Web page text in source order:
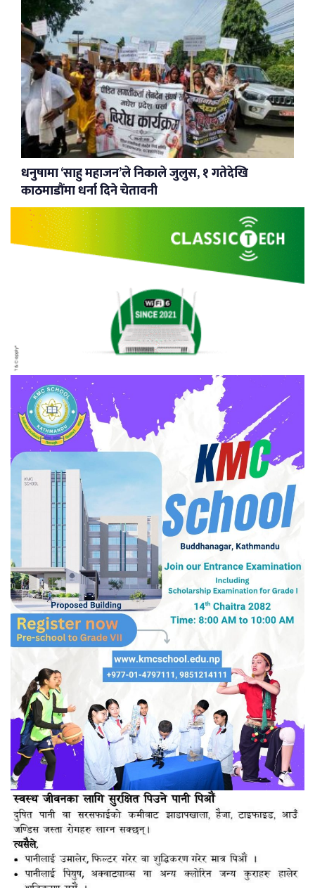
धनुषामा ‘साहु महाजन’ले निकाले जुलुस, १ गतेदेखि
काठमाडौंमा धर्ना दिने चेतावनी